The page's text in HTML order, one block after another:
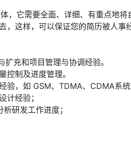
，它需要全面、详细、有重点地将
这样，可以保证您的简历被人事
充和项目管理与协调经验。
控制及进度管理。
验，如 GSM、TDMA、CDMA系
计经验；
研发工作进度；